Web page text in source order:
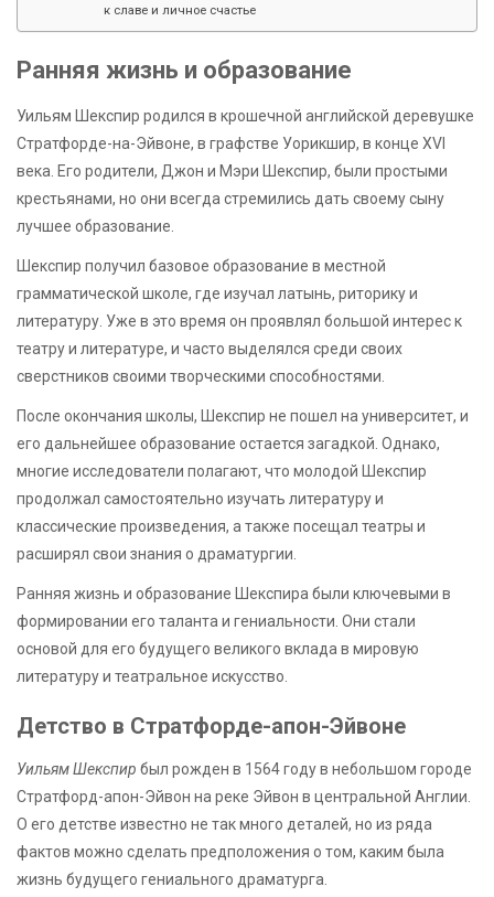
к славе и личное счастье
Ранняя жизнь и образование
Уильям Шекспир родился в крошечной английской деревушке
Стратфорде-на-Эйвоне, в графстве Уорикшир, в конце XVI
века. Его родители, Джон и Мэри Шекспир, были простыми
крестьянами, но они всегда стремились дать своему сыну
лучшее образование.
Шекспир получил базовое образование в местной
грамматической школе, где изучал латынь, риторику и
литературу. Уже в это время он проявлял большой интерес к
театру и литературе, и часто выделялся среди своих
сверстников своими творческими способностями.
После окончания школы, Шекспир не пошел на университет, и
его дальнейшее образование остается загадкой. Однако,
многие исследователи полагают, что молодой Шекспир
продолжал самостоятельно изучать литературу и
классические произведения, а также посещал театры и
расширял свои знания о драматургии.
Ранняя жизнь и образование Шекспира были ключевыми в
формировании его таланта и гениальности. Они стали
основой для его будущего великого вклада в мировую
литературу и театральное искусство.
Детство в Стратфорде-апон-Эйвоне
Уильям Шекспир был рожден в 1564 году в небольшом городе
Стратфорд-апон-Эйвон на реке Эйвон в центральной Англии.
О его детстве известно не так много деталей, но из ряда
фактов можно сделать предположения о том, каким была
жизнь будущего гениального драматурга.